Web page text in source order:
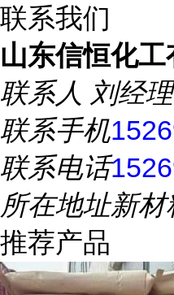
联系我们
山东信恒化工
联系人 刘经理
联系手机
联系电话
所在地址新材
推荐产品